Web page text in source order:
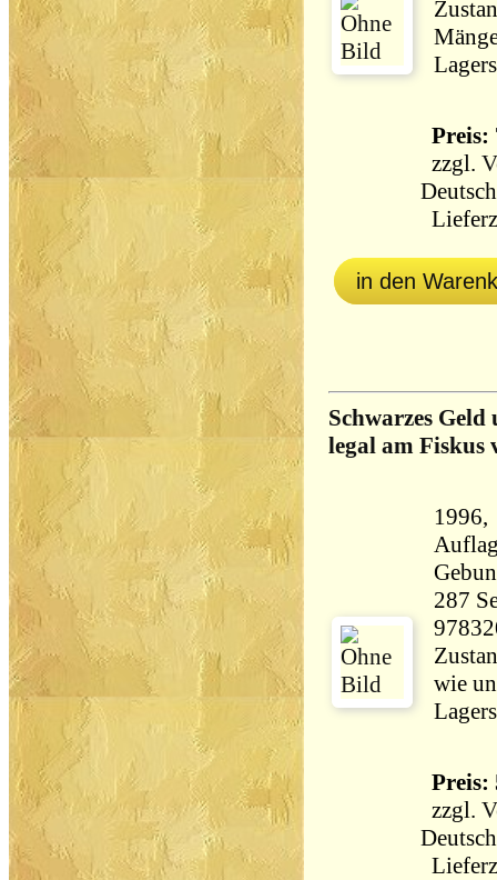
Preis:
zzgl.
in den
Schwarzes Geld
legal am Fiskus
287 Seiten
wie
Preis:
zzgl.